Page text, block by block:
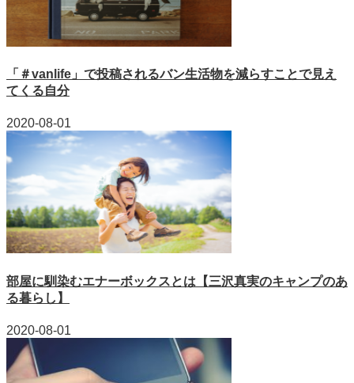
「＃vanlife」で投稿されるバン生活物を減らすことで見え
てくる自分
2020-08-01
部屋に馴染むエナーボックスとは【三沢真実のキャンプのあ
る暮らし】
2020-08-01